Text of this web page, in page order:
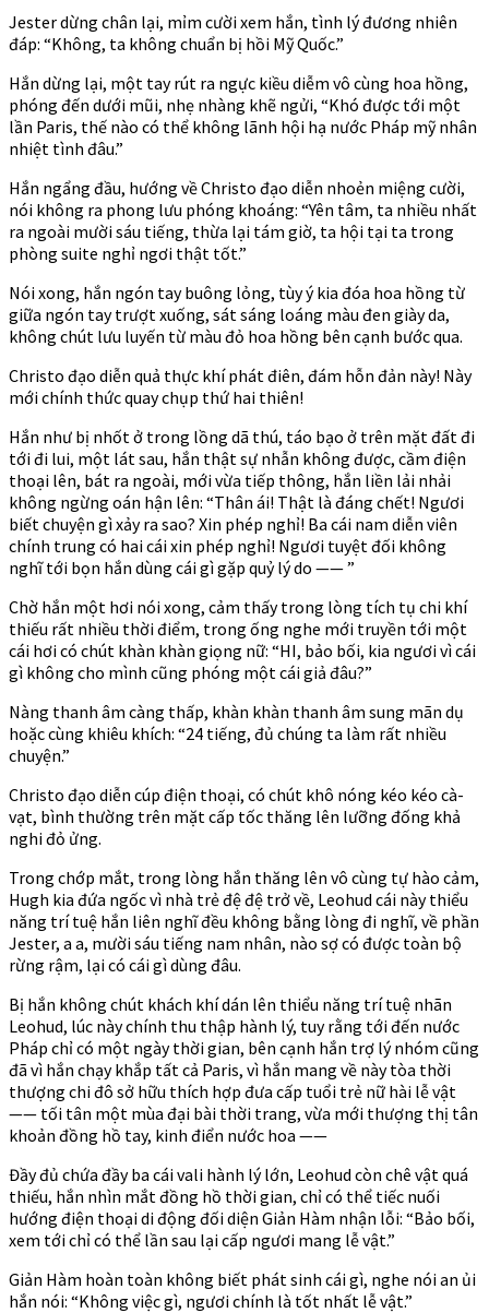
Jester dừng chân lại, mỉm cười xem hắn, tình lý đương nhiên
đáp: “Không, ta không chuẩn bị hồi Mỹ Quốc.”
Hắn dừng lại, một tay rút ra ngực kiều diễm vô cùng hoa hồng,
phóng đến dưới mũi, nhẹ nhàng khẽ ngửi, “Khó được tới một
lần Paris, thế nào có thể không lãnh hội hạ nước Pháp mỹ nhân
nhiệt tình đâu.”
Hắn ngẩng đầu, hướng về Christo đạo diễn nhoẻn miệng cười,
nói không ra phong lưu phóng khoáng: “Yên tâm, ta nhiều nhất
ra ngoài mười sáu tiếng, thừa lại tám giờ, ta hội tại ta trong
phòng suite nghỉ ngơi thật tốt.”
Nói xong, hắn ngón tay buông lỏng, tùy ý kia đóa hoa hồng từ
giữa ngón tay trượt xuống, sát sáng loáng màu đen giày da,
không chút lưu luyến từ màu đỏ hoa hồng bên cạnh bước qua.
Christo đạo diễn quả thực khí phát điên, đám hỗn đản này! Này
mới chính thức quay chụp thứ hai thiên!
Hắn như bị nhốt ở trong lồng dã thú, táo bạo ở trên mặt đất đi
tới đi lui, một lát sau, hắn thật sự nhẫn không được, cầm điện
thoại lên, bát ra ngoài, mới vừa tiếp thông, hắn liền lải nhải
không ngừng oán hận lên: “Thân ái! Thật là đáng chết! Ngươi
biết chuyện gì xảy ra sao? Xin phép nghỉ! Ba cái nam diễn viên
chính trung có hai cái xin phép nghỉ! Ngươi tuyệt đối không
nghĩ tới bọn hắn dùng cái gì gặp quỷ lý do —— ”
Chờ hắn một hơi nói xong, cảm thấy trong lòng tích tụ chi khí
thiếu rất nhiều thời điểm, trong ống nghe mới truyền tới một
cái hơi có chút khàn khàn giọng nữ: “HI, bảo bối, kia ngươi vì cái
gì không cho mình cũng phóng một cái giả đâu?”
Nàng thanh âm càng thấp, khàn khàn thanh âm sung mãn dụ
hoặc cùng khiêu khích: “24 tiếng, đủ chúng ta làm rất nhiều
chuyện.”
Christo đạo diễn cúp điện thoại, có chút khô nóng kéo kéo cà-
vạt, bình thường trên mặt cấp tốc thăng lên lưỡng đống khả
nghi đỏ ửng.
Trong chớp mắt, trong lòng hắn thăng lên vô cùng tự hào cảm,
Hugh kia đứa ngốc vì nhà trẻ đệ đệ trở về, Leohud cái này thiểu
năng trí tuệ hắn liên nghĩ đều không bằng lòng đi nghĩ, về phần
Jester, a a, mười sáu tiếng nam nhân, nào sợ có được toàn bộ
rừng rậm, lại có cái gì dùng đâu.
Bị hắn không chút khách khí dán lên thiểu năng trí tuệ nhãn
Leohud, lúc này chính thu thập hành lý, tuy rằng tới đến nước
Pháp chỉ có một ngày thời gian, bên cạnh hắn trợ lý nhóm cũng
đã vì hắn chạy khắp tất cả Paris, vì hắn mang về này tòa thời
thượng chi đô sở hữu thích hợp đưa cấp tuổi trẻ nữ hài lễ vật
—— tối tân một mùa đại bài thời trang, vừa mới thượng thị tân
khoản đồng hồ tay, kinh điển nước hoa ——
Đầy đủ chứa đầy ba cái vali hành lý lớn, Leohud còn chê vật quá
thiếu, hắn nhìn mắt đồng hồ thời gian, chỉ có thể tiếc nuối
hướng điện thoại di động đối diện Giản Hàm nhận lỗi: “Bảo bối,
xem tới chỉ có thể lần sau lại cấp ngươi mang lễ vật.”
Giản Hàm hoàn toàn không biết phát sinh cái gì, nghe nói an ủi
hắn nói: “Không việc gì, ngươi chính là tốt nhất lễ vật.”